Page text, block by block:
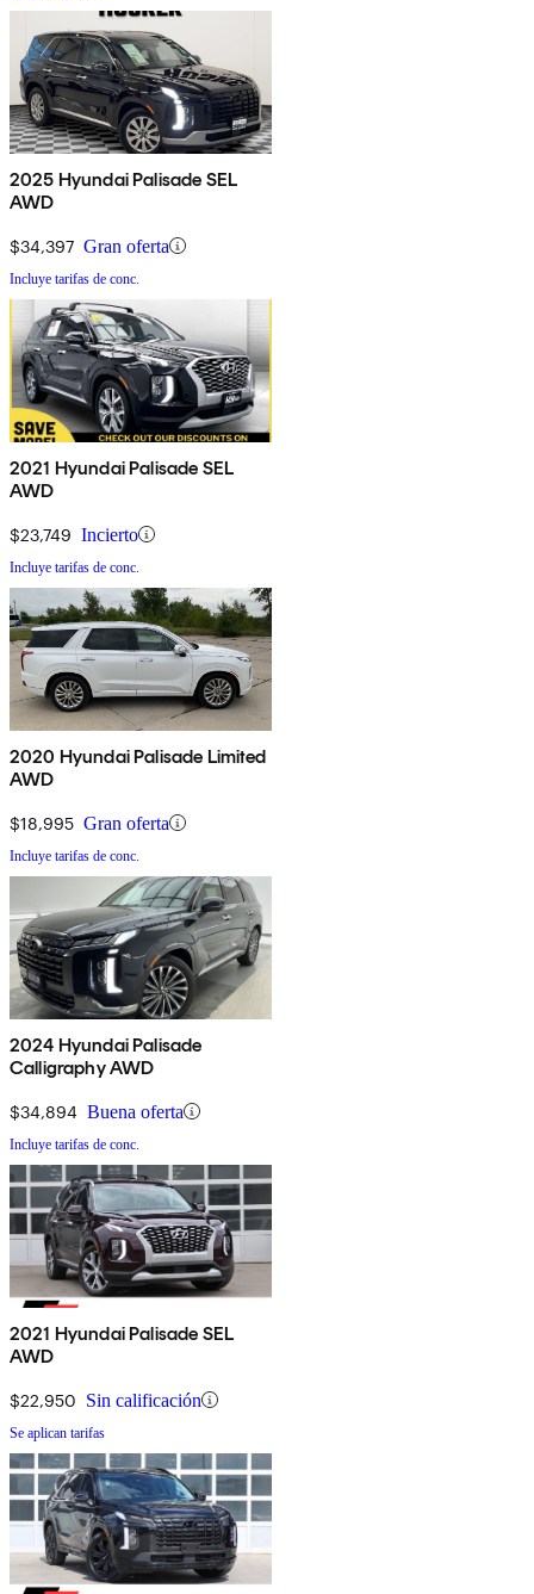
2025 Hyundai Palisade SEL
AWD
$34,397 Gran oferta
Incluye tarifas de conc.
2021 Hyundai Palisade SEL
AWD
$23,749 Incierto
Incluye tarifas de conc.
2020 Hyundai Palisade Limited
AWD
$18,995 Gran oferta
Incluye tarifas de conc.
2024 Hyundai Palisade
Calligraphy AWD
$34,894 Buena oferta
Incluye tarifas de conc.
2021 Hyundai Palisade SEL
AWD
$22,950 Sin calificación
Se aplican tarifas